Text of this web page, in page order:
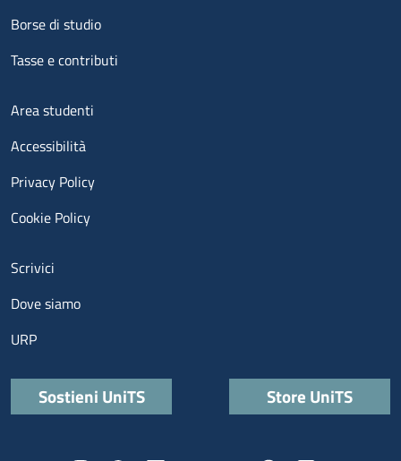
Borse di studio
Tasse e contributi
Menu footer 3
Area studenti
Accessibilità
Privacy Policy
Cookie Policy
Menu contatti
Scrivici
Dove siamo
URP
Quick links
Sostieni UniTS Store UniTS